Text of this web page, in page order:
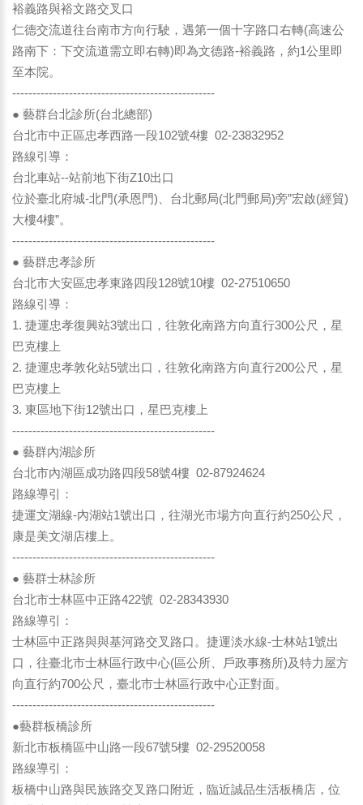
裕義路與裕文路交叉口
仁德交流道往台南市方向行駛，遇第一個十字路口右轉(高速公
路南下：下交流道需立即右轉)即為文德路-裕義路，約1公里即
至本院。
--------------------------------------------------
● 藝群台北診所(台北總部)
台北市中正區忠孝西路一段102號4樓 02-23832952
路線引導：
台北車站--站前地下街Z10出口
位於臺北府城-北門(承恩門)、台北郵局(北門郵局)旁”宏啟(經貿)
大樓4樓”。
--------------------------------------------------
● 藝群忠孝診所
台北市大安區忠孝東路四段128號10樓 02-27510650
路線引導：
1. 捷運忠孝復興站3號出口，往敦化南路方向直行300公尺，星
巴克樓上
2. 捷運忠孝敦化站5號出口，往敦化南路方向直行200公尺，星
巴克樓上
3. 東區地下街12號出口，星巴克樓上
--------------------------------------------------
● 藝群內湖診所
台北市內湖區成功路四段58號4樓 02-87924624
路線導引：
捷運文湖線-內湖站1號出口，往湖光市場方向直行約250公尺，
康是美文湖店樓上。
--------------------------------------------------
● 藝群士林診所
台北市士林區中正路422號 02-28343930
路線導引：
士林區中正路與與基河路交叉路口。捷運淡水線-士林站1號出
口，往臺北市士林區行政中心(區公所、戶政事務所)及特力屋方
向直行約700公尺，臺北市士林區行政中心正對面。
--------------------------------------------------
●藝群板橋診所
新北市板橋區中山路一段67號5樓 02-29520058
路線導引：
板橋中山路與民族路交叉路口附近，臨近誠品生活板橋店，位